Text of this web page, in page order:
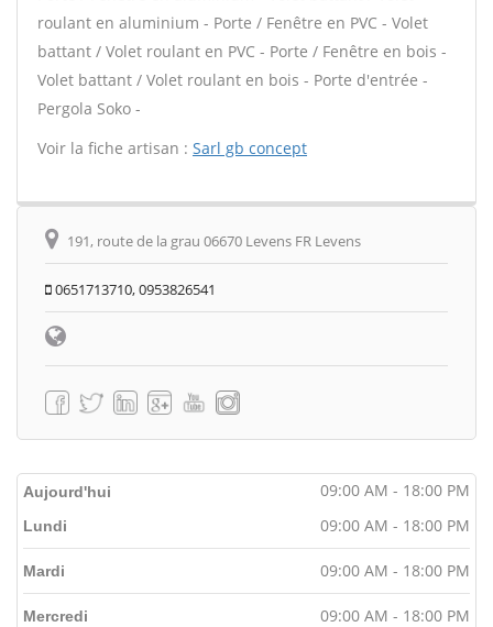
roulant en aluminium - Porte / Fenêtre en PVC - Volet
battant / Volet roulant en PVC - Porte / Fenêtre en bois -
Volet battant / Volet roulant en bois - Porte d'entrée -
Pergola Soko -
Voir la fiche artisan : Sarl gb concept
191, route de la grau 06670 Levens FR Levens
0651713710, 0953826541
Aujourd'hui 09:00 AM - 18:00 PM
Lundi 09:00 AM - 18:00 PM
Mardi 09:00 AM - 18:00 PM
Mercredi 09:00 AM - 18:00 PM